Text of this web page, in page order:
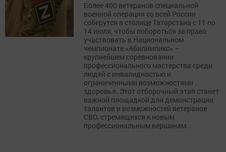
Более 400 ветеранов специальной
военной операции со всей России
соберутся в столице Татарстана с 11 по
14 июля, чтобы побороться за право
участвовать в Национальном
чемпионате «Абилимпикс» –
крупнейшем соревновании
профессионального мастерства среди
людей с инвалидностью и
ограниченными возможностями
здоровья. Этот отборочный этап станет
важной площадкой для демонстрации
талантов и возможностей ветеранов
СВО, стремящихся к новым
профессиональным вершинам.